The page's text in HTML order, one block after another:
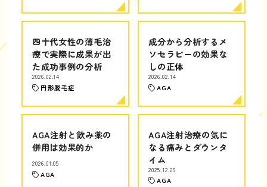
四十代女性の薄毛治
療で実際に成果が出
た成功事例の分析
2026.02.14
円形脱毛症
成分から分析するメ
ソセラピーの効果な
しの正体
2026.02.14
AGA
AGA注射と飲み薬の
併用は効果的か
2026.01.05
AGA
AGA注射治療の気に
なる痛みとダウンタ
イム
2025.12.29
AGA